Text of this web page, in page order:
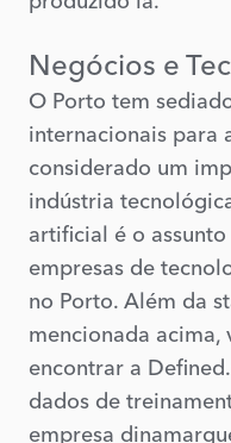
Negócios e
O Porto tem
internacionais para
considerado um
indústria
artificial é o
empresas de
no Porto. Além da
mencionada
encontrar a
dados de
empresa